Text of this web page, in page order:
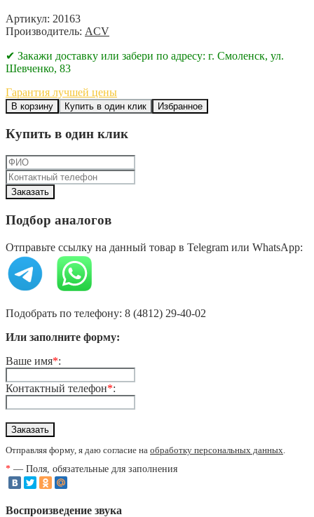
Артикул: 20163
Производитель: ACV
✔ Закажи доставку или забери по адресу: г. Смоленск, ул.
Шевченко, 83
Гарантия лучшей цены
В корзину Купить в один клик Избранное
Купить в один клик
Подбор аналогов
Отправьте ссылку на данный товар в Telegram или WhatsApp:
Подобрать по телефону: 8 (4812) 29-40-02
Или заполните форму:
Ваше имя*:
Контактный телефон*:
Отправляя форму, я даю согласие на обработку персональных данных.
* — Поля, обязательные для заполнения
Воспроизведение звука